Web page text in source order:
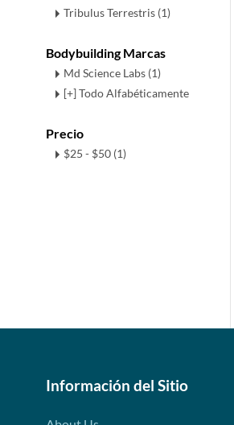
Tribulus Terrestris (1)
Bodybuilding Marcas
Md Science Labs (1)
[+] Todo Alfabéticamente
Precio
$25 - $50 (1)
Información del Sitio